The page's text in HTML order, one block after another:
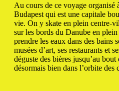
Au cours de ce voyage organisé
Budapest qui est une capitale
vie. On y skate en plein centre-
sur les bords du Danube en plein
prendre les eaux dans des bains
musées d’art, ses restaurants et
déguste des bières jusqu’au
désormais bien dans l’orbite des